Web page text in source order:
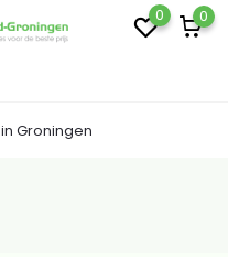
0 0
in Groningen